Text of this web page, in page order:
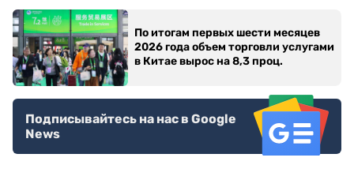
По итогам первых шести месяцев
2026 года объем торговли услугами
в Китае вырос на 8,3 проц.
Подписывайтесь на нас в Google
News